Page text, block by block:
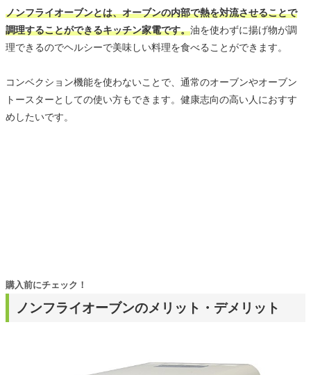
ノンフライオーブンとは、オーブンの内部で熱を対流させることで
調理することができるキッチン家電です。油を使わずに揚げ物が調
理できるのでヘルシーで美味しい料理を食べることができます。
コンベクション機能を使わないことで、通常のオーブンやオーブン
トースターとしての使い方もできます。健康志向の高い人におすす
めしたいです。
ノンフライオーブンのメリット・デメリット
購入前にチェック！